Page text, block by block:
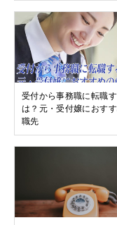
受付から事務職に転職
は？元・受付嬢におす
職先